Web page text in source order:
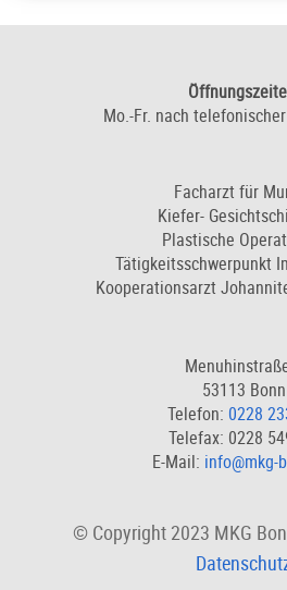
Mo.-Fr. nach
Facharzt für
Kiefer-
Plastische
Tätigkeitsschwerpunkt
Kooperationsarzt
53113 Bonn
Telefon: 0228
Telefax: 0228
E-Mail: info@mkg-
© Copyright 2023 MKG